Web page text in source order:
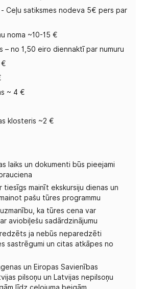
Ceļu satiksmes nodeva 5€ pers par
noma ~10-15 €
– no 1,50 eiro diennaktī par numuru
€
~ 4 €
klosteris ~2 €
laiks un dokumenti būs pieejami
tiesīgs mainīt ekskursiju dienas un
pašu tūres programmu
ka tūres cena var
aviobiļešu sadārdzinājumu
ja nebūs neparedzēti
sastrēgumi un citas atkāpes no
un Eiropas Savienības
pilsoņu un Latvijas nepilsoņu
līdz ceļojuma beigām